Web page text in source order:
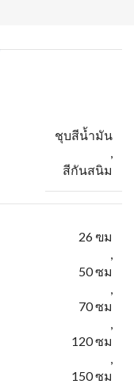
ชุบสีน้ำมัน
,
สีกันสนิม
26 ฃม
,
50 ซม
,
70 ซม
,
120 ซม
,
150 ซม